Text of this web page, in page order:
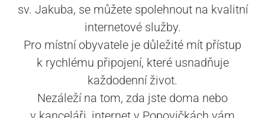
sv. Jakuba, se můžete spolehnout na kvalitní
internetové služby.
Pro místní obyvatele je důležité mít přístup
k rychlému připojení, které usnadňuje
každodenní život.
Nezáleží na tom, zda jste doma nebo